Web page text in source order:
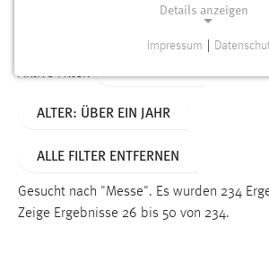
Aktive Filter:
ALTER: ÜBER EIN JAHR
ALLE FILTER ENTFERNEN
Gesucht nach "Messe". Es wurden 234
Zeige Ergebnisse 26 bis 50 von 234.
Details anzeigen
Funktionen und sind für die
Name:
Impressum